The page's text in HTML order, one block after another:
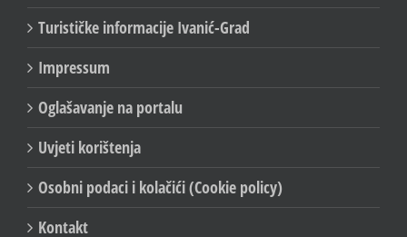
Turističke informacije Ivanić-Grad
Impressum
Oglašavanje na portalu
Uvjeti korištenja
Osobni podaci i kolačići (Cookie policy)
Kontakt